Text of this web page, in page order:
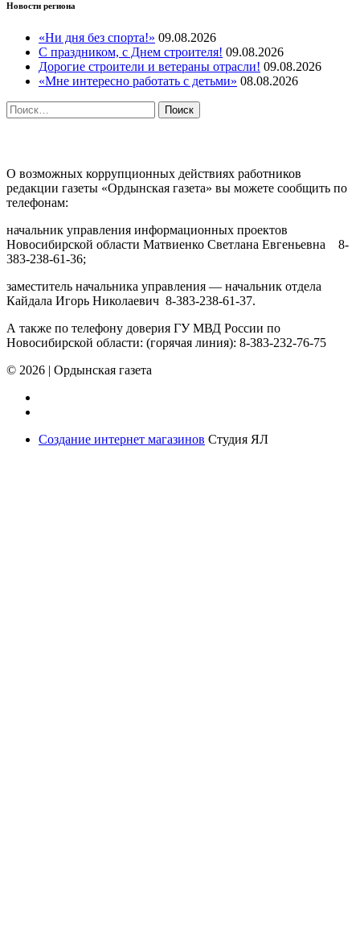
Новости региона
«Ни дня без спорта!» 09.08.2026
С праздником, с Днем строителя! 09.08.2026
Дорогие строители и ветераны отрасли! 09.08.2026
«Мне интересно работать с детьми» 08.08.2026
Найти:
О возможных коррупционных действиях работников
редакции газеты «Ордынская газета» вы можете сообщить по
телефонам:
начальник управления информационных проектов
Новосибирской области Матвиенко Светлана Евгеньевна 8-
383-238-61-36;
заместитель начальника управления — начальник отдела
Кайдала Игорь Николаевич 8-383-238-61-37.
А также по телефону доверия ГУ МВД России по
Новосибирской области: (горячая линия): 8-383-232-76-75
© 2026 | Ордынская газета
Создание интернет магазинов Студия ЯЛ